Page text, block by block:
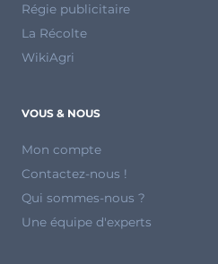
Régie publicitaire
La Récolte
WikiAgri
VOUS & NOUS
Mon compte
Contactez-nous !
Qui sommes-nous ?
Une équipe d'experts